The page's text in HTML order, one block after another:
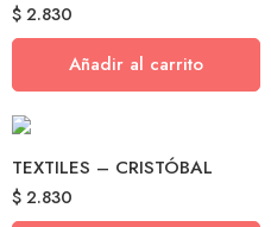
$2.830
Añadir al carrito
TEXTILES – CRISTÓBAL
$2.830